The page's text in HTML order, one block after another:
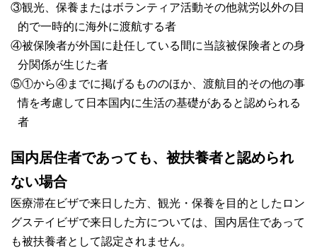
③観光、保養またはボランティア活動その他就労以外の目
的で一時的に海外に渡航する者
④被保険者が外国に赴任している間に当該被保険者との身
分関係が生じた者
⑤①から④までに掲げるもののほか、渡航目的その他の事
情を考慮して日本国内に生活の基礎があると認められる
者
国内居住者であっても、被扶養者と認められ
ない場合
医療滞在ビザで来日した方、観光・保養を目的としたロン
グステイビザで来日した方については、国内居住であって
も被扶養者として認定されません。